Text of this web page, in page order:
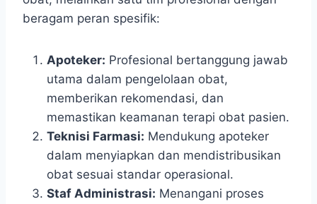
beragam peran spesifik:
Apoteker: Profesional bertanggung jawab
utama dalam pengelolaan obat,
memberikan rekomendasi, dan
memastikan keamanan terapi obat pasien.
Teknisi Farmasi: Mendukung apoteker
dalam menyiapkan dan mendistribusikan
obat sesuai standar operasional.
Staf Administrasi: Menangani proses